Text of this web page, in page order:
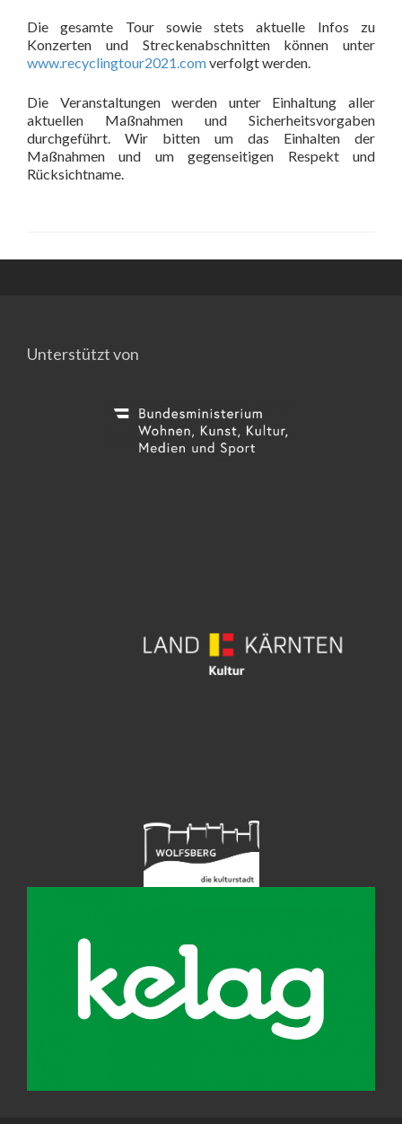
Die gesamte Tour sowie stets aktuelle Infos zu
Konzerten und Streckenabschnitten können unter
www.recyclingtour2021.comverfolgt werden.
Die Veranstaltungen werden unter Einhaltung aller
aktuellen Maßnahmen und Sicherheitsvorgaben
durchgeführt. Wir bitten um das Einhalten der
Maßnahmen und um gegenseitigen Respekt und
Rücksichtname.
Unterstützt von